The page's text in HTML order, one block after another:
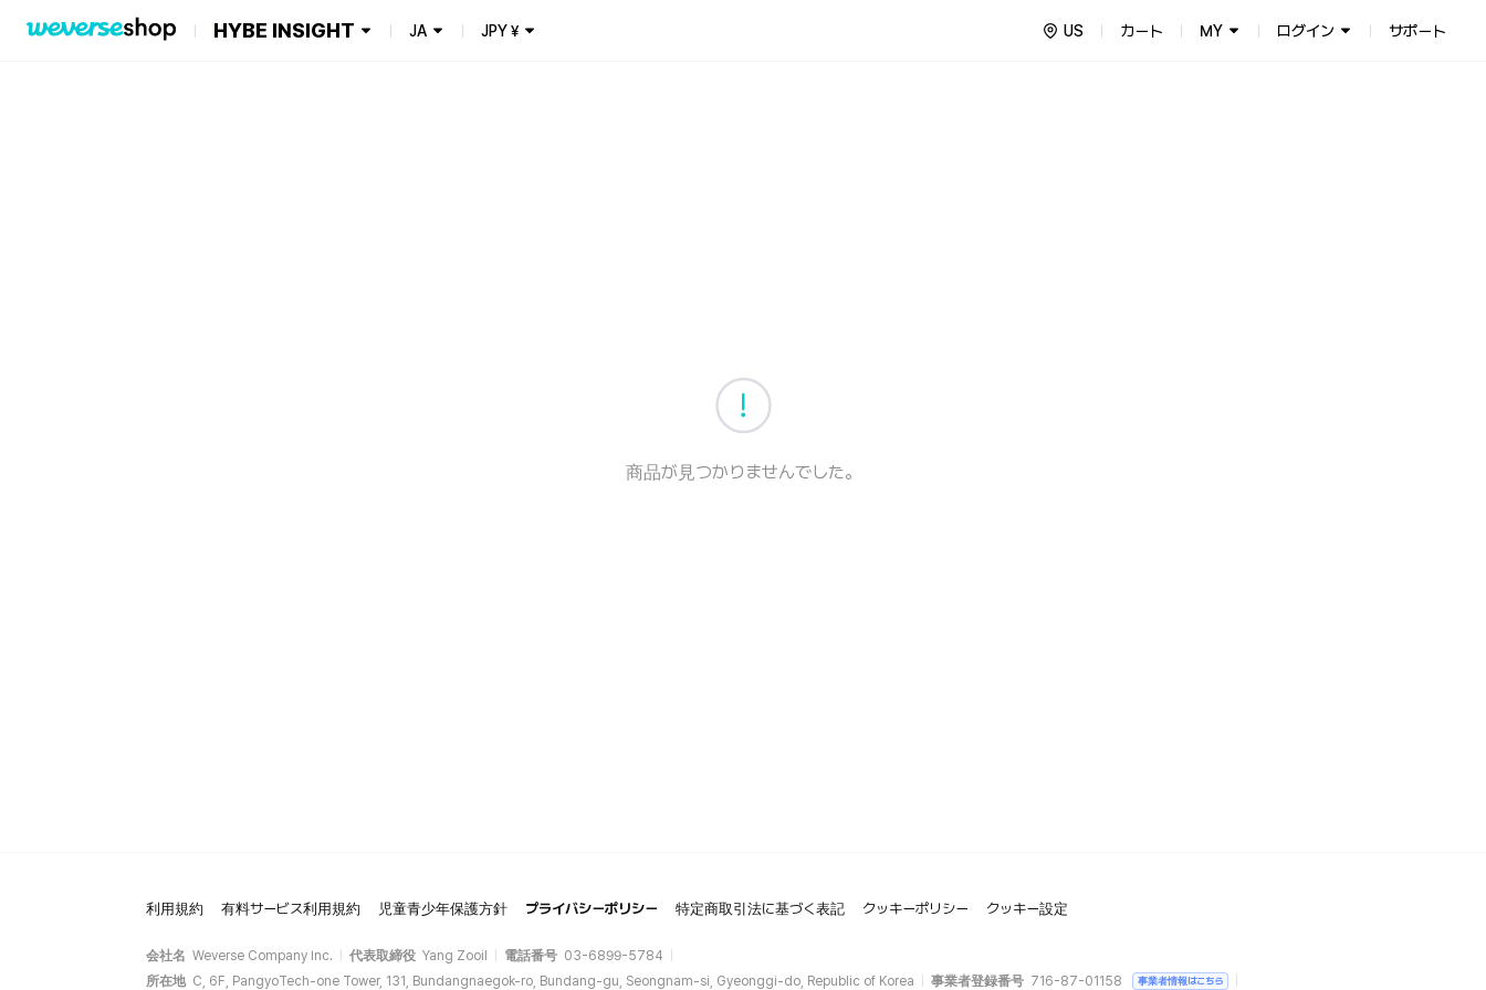
HYBE INSIGHT JA JPY¥ US カート MY ログイン サポート
商品が見つかりませんでした。
利用規約 有料サービス利用規約 児童青少年保護方針 プライバシーポリシー 特定商取引法に基づく表記 クッキーポリシー クッキー設定
会社名 Weverse Company Inc. 代表取締役 Yang Zooil 電話番号 03-6899-5784
所在地 C, 6F, PangyoTech-one Tower, 131, Bundangnaegok-ro, Bundang-gu, Seongnam-si, Gyeonggi-do, Republic of Korea 事業者登録番号 716-87-01158 事業者情報はこちら